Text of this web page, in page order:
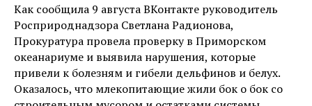
Как сообщила 9 августа ВКонтакте руководитель
Росприроднадзора Светлана Радионова,
Прокуратура провела проверку в Приморском
океанариуме и выявила нарушения, которые
привели к болезням и гибели дельфинов и белух.
Оказалось, что млекопитающие жили бок о бок со